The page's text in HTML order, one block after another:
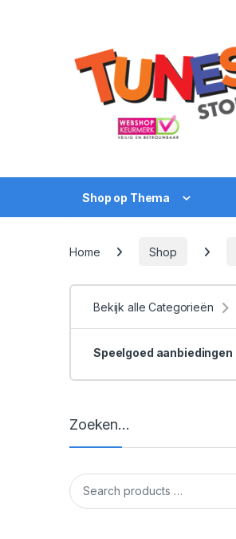
Shop op Thema
Home Shop
Bekijk alle Categorieën
Speelgoed aanbiedingen
Zoeken…